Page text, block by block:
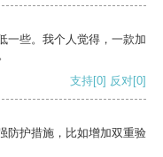
一些。我个人觉得，一款加
支持[0] 反对[0]
防护措施，比如增加双重验